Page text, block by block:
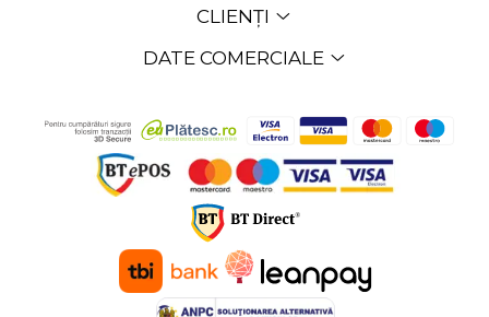
CLIENȚI
DATE COMERCIALE